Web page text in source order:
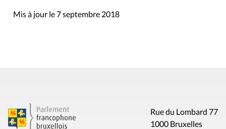
Mis à jour le 7 septembre 2018
Rue du Lombard 77
1000 Bruxelles